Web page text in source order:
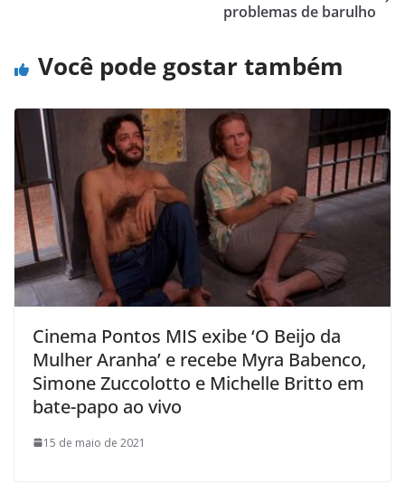
problemas de barulho
Você pode gostar também
Cinema Pontos MIS exibe ‘O Beijo da
Mulher Aranha’ e recebe Myra Babenco,
Simone Zuccolotto e Michelle Britto em
bate-papo ao vivo
15 de maio de 2021